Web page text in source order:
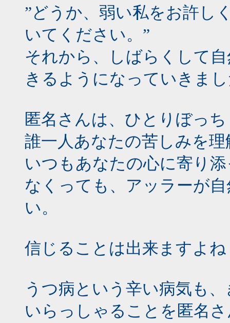
”どうか、弱い私をお許し
いてください。”
それから、しばらくして
きるようになっていきま
匿名さんは、ひとりぼっ
誰一人あなたの苦しみを
いつもあなたの心に寄り
なくっても、アッラーが
い。
信じることは出来ますよ
うつ病という辛い病気も
いらっしゃることを匿名